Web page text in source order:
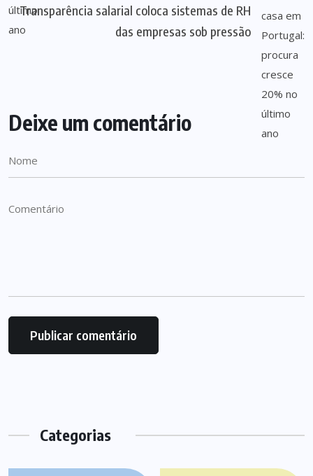
Transparência salarial coloca sistemas de RH
das empresas sob pressão
Deixe um comentário
Categorias